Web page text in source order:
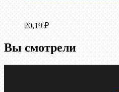
20,19 ₽
Вы смотрели